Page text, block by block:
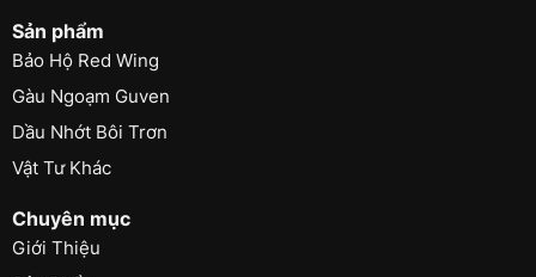
Sản phẩm
Bảo Hộ Red Wing
Gàu Ngoạm Guven
Dầu Nhớt Bôi Trơn
Vật Tư Khác
Chuyên mục
Giới Thiệu